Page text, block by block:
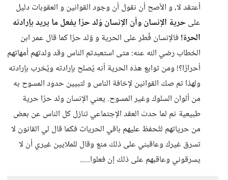
أعتقد لا، و الأصح أن نقول أن وجود القوانين و العقوبات دليل
علىحرية الإنسان وأن الإنسان وُلد حرًا يفعل ما يريد بإرادته
الحرة!فالإنسان فُطر على الحرية و وُلد حرًا كما قال عمر ابن
الخطاب رضي الله عنه: متى استعبدتم الناس وقد ولدتهم أمهاتهم
أحرارًا؟! ومن توابع هذه الحرية أنه يُصلح بإرادته ويُخرب بإرادته
ولهذا تم صك القوانين لإخافة الناس و لتبيين حدود المسوح به
من ألوان السلوك وغير المسوح. يعني الإنسان ولد حرًا حرية
طبيعية ثم لما حدث العقد الإجتماعي تنازل كل الناس عن بعض
من حرياتهم لتُحفظ عليهم باقي الحريات فكما قال لي القانون لا
تسرق غيرك وعاقبني على ذلك منع وقال للملايين غيري أن لا
يسرقوني وعاقبهم على ذلك إن فعلوا.....